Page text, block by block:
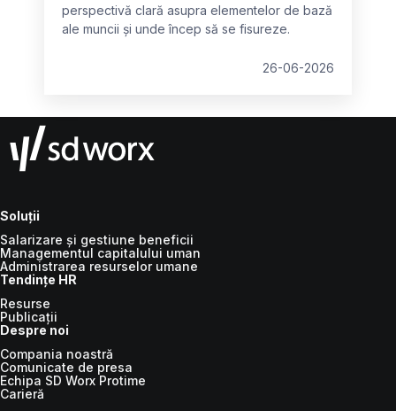
perspectivă clară asupra elementelor de bază
ale muncii și unde încep să se fisureze.
26-06-2026
Soluții
Salarizare și gestiune beneficii
Managementul capitalului uman
Administrarea resurselor umane
Tendințe HR
Resurse
Publicații
Despre noi
Compania noastră
Comunicate de presa
Echipa SD Worx Protime
Carieră